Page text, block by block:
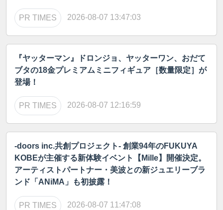
PR TIMES 2026-08-07 13:47:03
『ヤッターマン』ドロンジョ、ヤッターワン、おだて
ブタの18金プレミアムミニフィギュア［数量限定］が
登場！
PR TIMES 2026-08-07 12:16:59
-doors inc.共創プロジェクト- 創業94年のFUKUYA
KOBEが主催する新体験イベント【Mille】開催決定。
アーティストパートナー・美波との新ジュエリーブラ
ンド「ANiMA」も初披露！
PR TIMES 2026-08-07 11:47:08